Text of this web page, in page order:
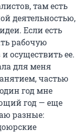
там есть
деятельностью,
Если есть
рабочую
осуществить ее.
для меня
частью
год мне
год — еще
разные: